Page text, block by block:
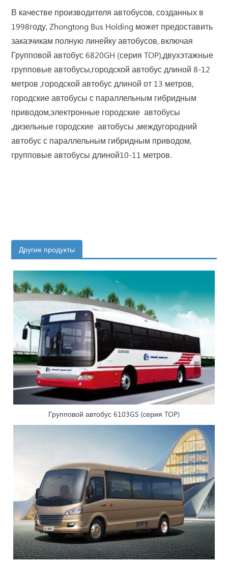
В качестве производителя автобусов, созданных в
1998году, Zhongtong Bus Holding может предоставить
заказчикам полную линейку автобусов, включая
Групповой автобус 6820GH (серия TOP),двухэтажные
групповые автобусы,городской автобус длиной 8-12
метров ,городской автобус длиной от 13 метров,
городские автобусы с параллельным гибридным
приводом,электронные городские автобусы
,дизельные городские автобусы ,междугородний
автобус с параллельным гибридным приводом,
групповые автобусы длиной10-11 метров.
Другие продукты
Групповой автобус 6103GS (серия TOP)